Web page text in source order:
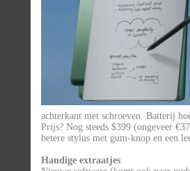
achterkant met schroeven. Batterij
Prijs? Nog steeds $399 (ongeveer
betere stylus met gum-knop en een
Handige extraatjes